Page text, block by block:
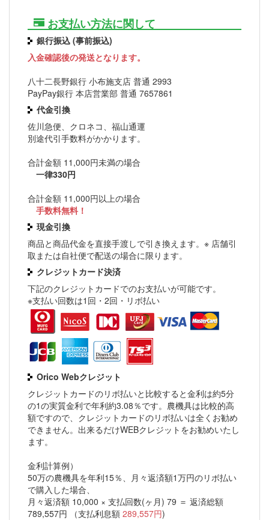
お支払い方法に関して
銀行振込 (事前振込)
入金確認後の発送となります。
八十二長野銀行 小布施支店 普通 2993
PayPay銀行 本店営業部 普通 7657861
代金引換
佐川急便、クロネコ、福山通運
別途代引手数料がかかります。
合計金額 11,000円未満の場合
一律330円
合計金額 11,000円以上の場合
手数料無料！
現金引換
商品と商品代金を直接手渡しで引き換えます。※ 店舗引
取または自社便で配送の場合に限ります。
クレジットカード決済
下記のクレジットカードでのお支払いが可能です。
※支払い回数は1回・2回・リボ払い
Orico Webクレジット
クレジットカードのリボ払いと比較すると金利は約5分
の1の実質金利で年利約3.08％です。農機具は比較的高
額ですので、クレジットカードのリボ払いは全くお勧め
できません。出来るだけWEBクレジットをお勧めいたし
ます。
金利計算例）
50万の農機具を年利15％、月々返済額1万円のリボ払い
で購入した場合、
月々返済額 10,000 × 支払回数(ヶ月) 79 ＝ 返済総額
789,557円 （支払利息額 289,557円)